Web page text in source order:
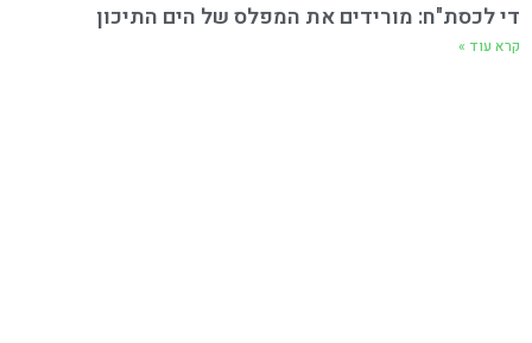
די לכסת"ח: מורידים את המפלס של הים התיכון
קרא עוד »